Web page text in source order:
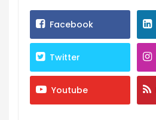
Facebook
Twitter
Youtube